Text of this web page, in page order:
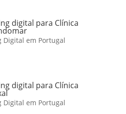
digital para Clínica
Digital em Portugal
digital para Clínica
Digital em Portugal